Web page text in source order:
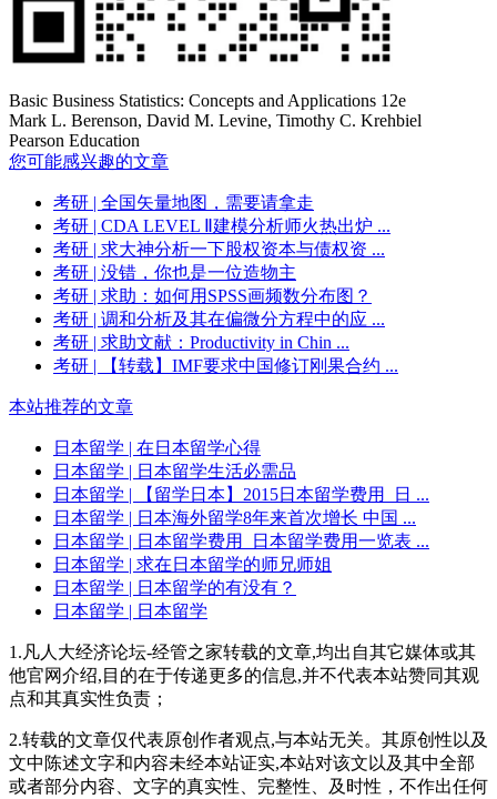
Basic Business Statistics: Concepts and Applications 12e
Mark L. Berenson, David M. Levine, Timothy C. Krehbiel
Pearson Education
您可能感兴趣的文章
考研 | 全国矢量地图，需要请拿走
考研 | CDA LEVEL Ⅱ建模分析师火热出炉 ...
考研 | 求大神分析一下股权资本与债权资 ...
考研 | 没错，你也是一位造物主
考研 | 求助：如何用SPSS画频数分布图？
考研 | 调和分析及其在偏微分方程中的应 ...
考研 | 求助文献：Productivity in Chin ...
考研 | 【转载】IMF要求中国修订刚果合约 ...
本站推荐的文章
日本留学 | 在日本留学心得
日本留学 | 日本留学生活必需品
日本留学 | 【留学日本】2015日本留学费用_日 ...
日本留学 | 日本海外留学8年来首次增长 中国 ...
日本留学 | 日本留学费用_日本留学费用一览表 ...
日本留学 | 求在日本留学的师兄师姐
日本留学 | 日本留学的有没有？
日本留学 | 日本留学
1.凡人大经济论坛-经管之家转载的文章,均出自其它媒体或其
他官网介绍,目的在于传递更多的信息,并不代表本站赞同其观
点和其真实性负责；
2.转载的文章仅代表原创作者观点,与本站无关。其原创性以及
文中陈述文字和内容未经本站证实,本站对该文以及其中全部
或者部分内容、文字的真实性、完整性、及时性，不作出任何